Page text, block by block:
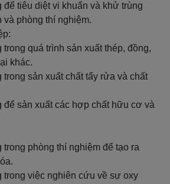
tiêu diệt vi khuẩn và khử trùng
và phòng thí nghiệm.
quá trình sản xuất thép, đồng,
khác.
sản xuất chất tẩy rửa và chất
sản xuất các hợp chất hữu cơ và
phòng thí nghiệm để tạo ra
việc nghiên cứu về sự oxy